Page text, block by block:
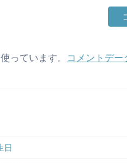
っています。
コメントデー
日